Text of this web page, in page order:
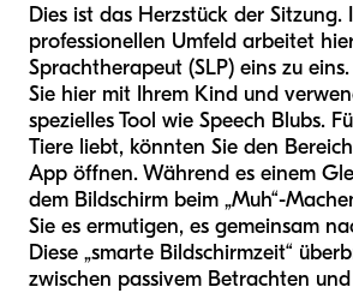
Dies ist das Herzstück der Sitzung.
professionellen Umfeld arbeitet
Sprachtherapeut (SLP) eins zu
Sie hier mit Ihrem Kind und
spezielles Tool wie Speech Blubs.
Tiere liebt, könnten Sie den Bereich
App öffnen. Während es einem
dem Bildschirm beim „Muh“-
Sie es ermutigen, es gemeinsam
Diese „smarte Bildschirmzeit“
zwischen passivem Betrachten